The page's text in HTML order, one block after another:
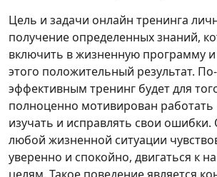
Цель и задачи онлайн тренинга
получение определенных знаний,
включить в жизненную программу и
этого положительный результат.
эффективным тренинг будет для
полноценно мотивирован работать
изучать и исправлять свои
любой жизненной ситуации
уверенно и спокойно, двигаться к